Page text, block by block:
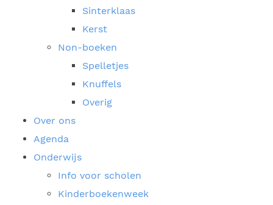
Sinterklaas
Kerst
Non-boeken
Spelletjes
Knuffels
Overig
Over ons
Agenda
Onderwijs
Info voor scholen
Kinderboekenweek